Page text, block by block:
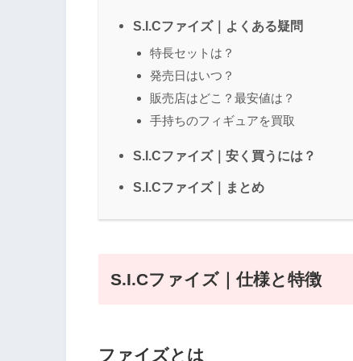
S.I.Cファイズ｜よくある疑問
特長セットは？
発売日はいつ？
販売店はどこ？最安値は？
手持ちのフィギュアを買取
S.I.Cファイズ｜安く買うには？
S.I.Cファイズ｜まとめ
S.I.Cファイズ｜仕様と特徴
ファイズとは